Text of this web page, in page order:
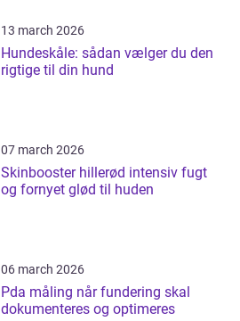
13 march 2026
Hundeskåle: sådan vælger du den
rigtige til din hund
07 march 2026
Skinbooster hillerød intensiv fugt
og fornyet glød til huden
06 march 2026
Pda måling når fundering skal
dokumenteres og optimeres